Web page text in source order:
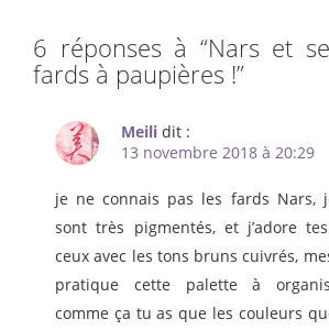
6 réponses à “Nars et
fards à paupières !”
Meili dit :
13 novembre 2018 à 20:29
je ne connais pas les fards Nars,
sont très pigmentés, et j’adore
ceux avec les tons bruns cuivrés,
pratique cette palette à
comme ça tu as que les couleurs